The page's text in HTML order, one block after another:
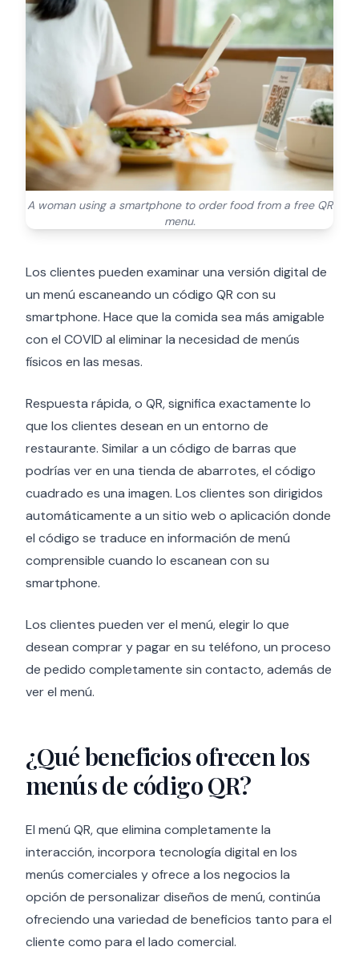
A woman using a smartphone to order food from a free QR
menu.
Los clientes pueden examinar una versión digital de
un menú escaneando un código QR con su
smartphone. Hace que la comida sea más amigable
con el COVID al eliminar la necesidad de menús
físicos en las mesas.
Respuesta rápida, o QR, significa exactamente lo
que los clientes desean en un entorno de
restaurante. Similar a un código de barras que
podrías ver en una tienda de abarrotes, el código
cuadrado es una imagen. Los clientes son dirigidos
automáticamente a un sitio web o aplicación donde
el código se traduce en información de menú
comprensible cuando lo escanean con su
smartphone.
Los clientes pueden ver el menú, elegir lo que
desean comprar y pagar en su teléfono, un proceso
de pedido completamente sin contacto, además de
ver el menú.
¿Qué beneficios ofrecen los
menús de código QR?
El menú QR, que elimina completamente la
interacción, incorpora tecnología digital en los
menús comerciales y ofrece a los negocios la
opción de personalizar diseños de menú, continúa
ofreciendo una variedad de beneficios tanto para el
cliente como para el lado comercial.